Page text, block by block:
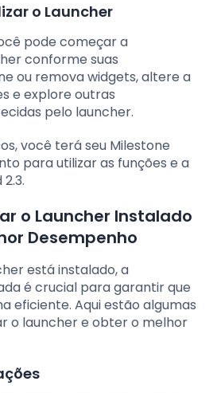
o Launcher
pode começar a
conforme suas
ou remova widgets, altere a
e explore outras
pelo launcher.
você terá seu Milestone
para utilizar as funções e a
o Launcher Instalado
Desempenho
está instalado, a
é crucial para garantir que
eficiente. Aqui estão algumas
o launcher e obter o melhor